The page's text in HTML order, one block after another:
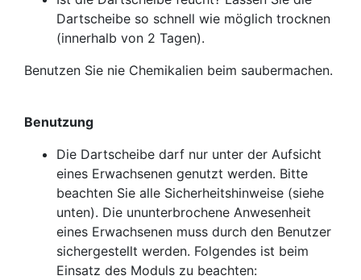
Dartscheibe so schnell wie möglich trocknen
(innerhalb von 2 Tagen).
Benutzen Sie nie Chemikalien beim saubermachen.
Benutzung
Die Dartscheibe darf nur unter der Aufsicht
eines Erwachsenen genutzt werden. Bitte
beachten Sie alle Sicherheitshinweise (siehe
unten). Die ununterbrochene Anwesenheit
eines Erwachsenen muss durch den Benutzer
sichergestellt werden. Folgendes ist beim
Einsatz des Moduls zu beachten: